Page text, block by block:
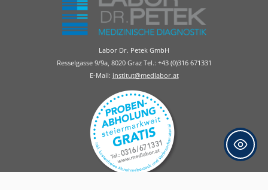
Labor Dr. Petek GmbH
Resselgasse 9/9a, 8020 Graz Tel.: +43 (0)316 671331
E-Mail: institut@medlabor.at